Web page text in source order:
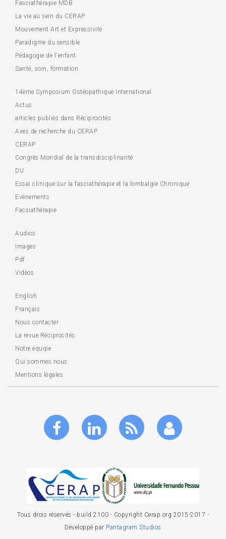
Fasciathérapie MDB
La vie au sein du CERAP
Mouvement Art et Expressivité
Paradigme du sensible
Pédagogie de l'enfant
Santé, soin, formation
14ème Symposium Ostéopathique International
Actus
articles publiés dans Réciprocités
Axes de recherche du CERAP
CERAP
Congrès Mondial de la transdisciplinarité
DU
Essai clinique sur la fasciathérapie et la lombalgie Chronique
Evénements
Facsiathérapie
Audios
Images
Pdf
Vidéos
English
Français
Nous contacter
La revue Réciprocités
Notre équipe
Qui sommes nous
Mentions légales
Tous drois réservés - build 2100 - Copyright Cerap.org 2015-2017 -
Développé par Pantagram Studios